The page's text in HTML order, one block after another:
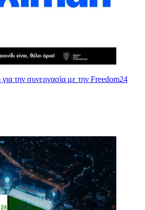
την συνεργασία με την Freedom24